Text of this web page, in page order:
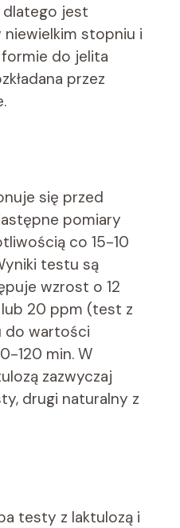
dlatego jest
niewielkim stopniu i
do jelita
przez
się przed
pomiary
co 15-10
testu są
wzrost o 12
20 ppm (test z
do wartości
120 min. W
zazwyczaj
drugi naturalny z
testy z laktulozą i